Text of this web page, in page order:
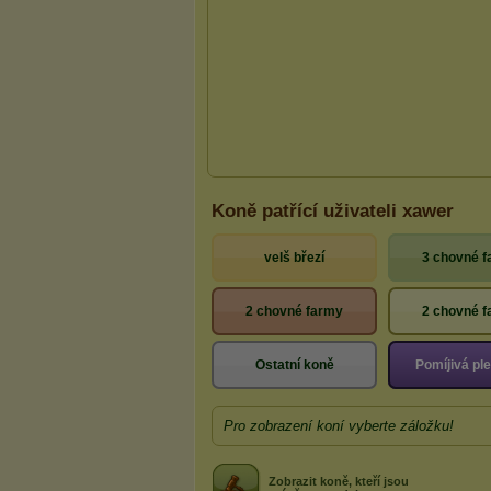
Koně patřící uživateli xawer
velš březí 3 chovné
2 chovné farmy 2 chovné
Ostatní koně Pomíjivá
Pro zobrazení koní vyberte záložku!
Zobrazit koně, kteří jsou